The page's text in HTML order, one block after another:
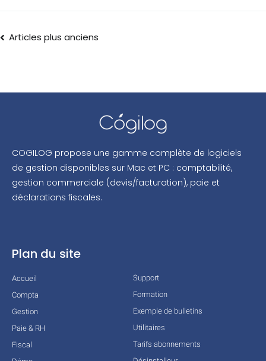
Articles plus anciens
COGILOG propose une gamme complète de logiciels
de gestion disponibles sur Mac et PC : comptabilité,
gestion commerciale (devis/facturation), paie et
déclarations fiscales.
Plan du site
Accueil
Compta
Gestion
Paie & RH
Fiscal
Support
Formation
Exemple de bulletins
Utilitaires
Tarifs abonnements